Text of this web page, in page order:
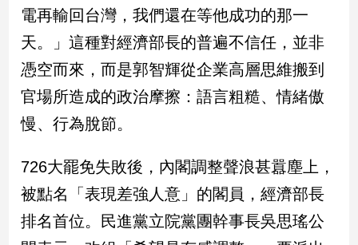
國
際
社
會/
方
新
病
毒
專
電再輸回台灣，我們還在等他成功的那一
天。」這種對經濟部長的普遍不信任，並非
憑空而來，而是郭智輝從企業高層思維搬到
官場所造成的政治摩擦：語言粗糙、情緒傲
慢、行為脫節。
726大罷免失敗後，內閣調整聲浪甚囂塵上，
被點名「表現差強人意」的閣員，經濟部長
排名首位。民進黨立院黨團幹事長吳思瑤公